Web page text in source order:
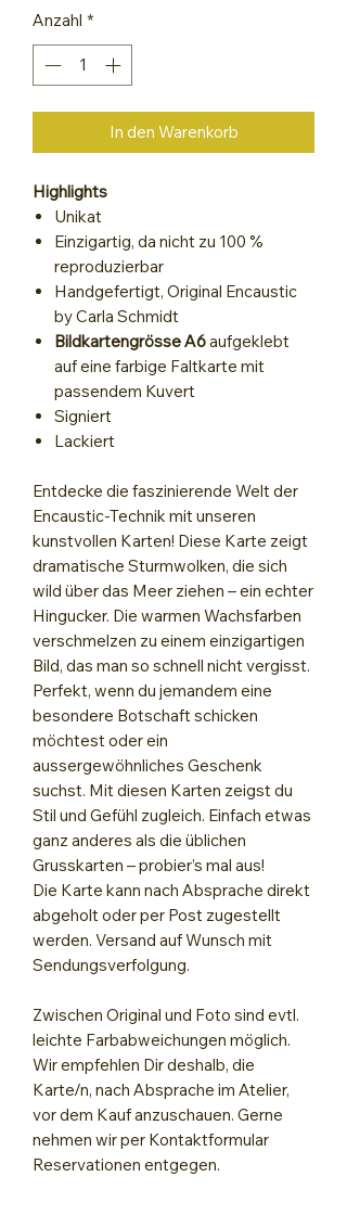
Anzahl *
In den Warenkorb
Highlights
Unikat
Einzigartig, da nicht zu 100 %
reproduzierbar
Handgefertigt, Original Encaustic
by Carla Schmidt
Bildkartengrösse A6aufgeklebt
auf eine farbige Faltkarte mit
passendem Kuvert
Signiert
Lackiert
Entdecke die faszinierende Welt der
Encaustic-Technik mit unseren
kunstvollen Karten! Diese Karte zeigt
dramatische Sturmwolken, die sich
wild über das Meer ziehen – ein echter
Hingucker. Die warmen Wachsfarben
verschmelzen zu einem einzigartigen
Bild, das man so schnell nicht vergisst.
Perfekt, wenn du jemandem eine
besondere Botschaft schicken
möchtest oder ein
aussergewöhnliches Geschenk
suchst. Mit diesen Karten zeigst du
Stil und Gefühl zugleich. Einfach etwas
ganz anderes als die üblichen
Grusskarten – probier’s mal aus!
Die Karte kann nach Absprache direkt
abgeholt oder per Post zugestellt
werden. Versand auf Wunsch mit
Sendungsverfolgung.
Zwischen Original und Foto sind evtl.
leichte Farbabweichungen möglich.
Wir empfehlen Dir deshalb, die
Karte/n, nach Absprache im Atelier,
vor dem Kauf anzuschauen. Gerne
nehmen wir per Kontaktformular
Reservationen entgegen.